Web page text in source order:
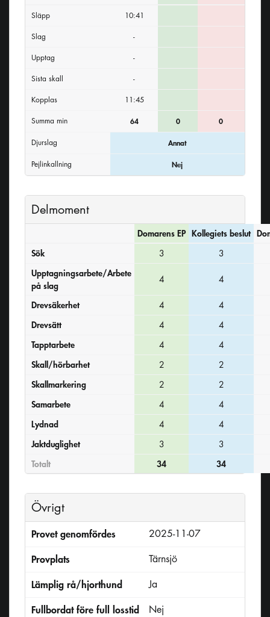
Släpp 10:41
Slag -
Upptag -
Sista skall -
Kopplas 11:45
Summa min 64 0 0
Djurslag Annat
Pejlinkallning Nej
Delmoment
Domarens EP Kollegiets beslut
Sök
3
3
Upptagningsarbete/Arbete
på slag
4 4
Drevsäkerhet 4
4
Drevsätt
4
4
Tapptarbete
4
4
Skall/hörbarhet
2
2
Skallmarkering
2
2
Samarbete
4
4
Lydnad
4
4
Jaktduglighet
3
3
Totalt
34 34
Övrigt
Provet genomfördes
2025-11-07
Provplats
Tärnsjö
Lämplig rå/hjorthund
Ja
Fullbordat före full losstid
Nej